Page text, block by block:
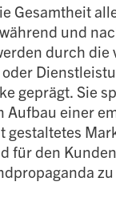
Gesamtheit
und
durch die
geprägt. Sie
einer
gestaltetes
für den